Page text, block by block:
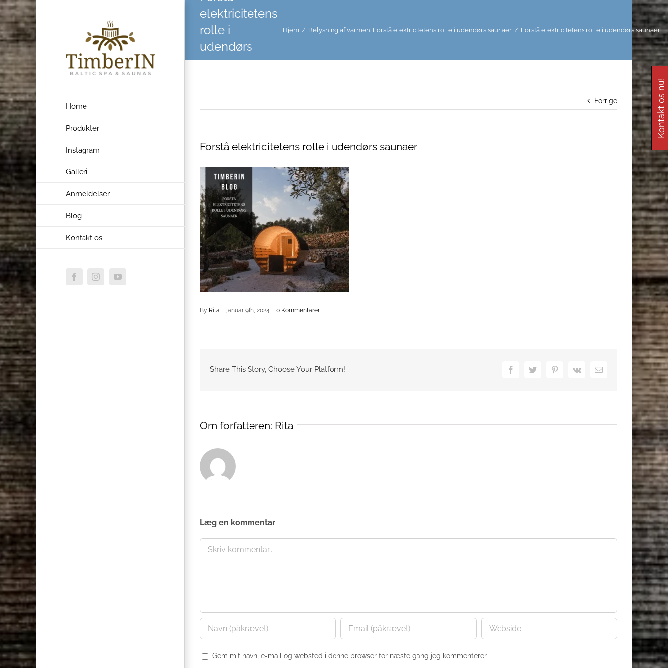
Skip
to
content
Home
Produkter
Instagram
Galleri
Anmeldelser
Blog
Kontakt os
FacebookInstagramYouTube
elektricitetens
rolle i
udendørs
saunaer
Hjem / Belysning af varmen: Forstå elektricitetens rolle i udendørs saunaer / Forstå elektricitetens rolle i udendørs saunaer
Forrige
Forstå elektricitetens rolle i udendørs saunaer
By Rita januar 9th, 2024 0 Kommentarer
Share This Story, Choose Your Platform! FacebookTwitter PinterestVk Email
Om forfatteren: Rita
Læg en kommentar
Comment
Gem mit navn, e-mail og websted i denne browser for næste gang jeg kommenterer
Kontakt os nu!